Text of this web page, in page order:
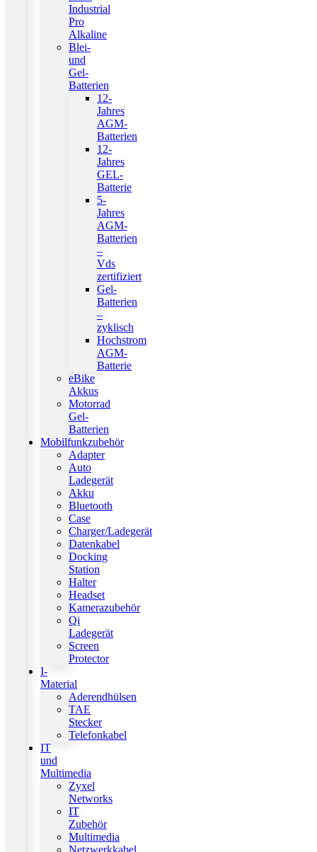
Industrial
Pro
Alkaline
Blei-
und
Gel-
Batterien
12-
Jahres
AGM-
Batterien
12-
Jahres
GEL-
Batterie
5-
Jahres
AGM-
Batterien
–
Vds
zertifiziert
Gel-
Batterien
–
zyklisch
Hochstrom
AGM-
Batterie
eBike
Akkus
Motorrad
Gel-
Batterien
Mobilfunkzubehör
Adapter
Auto
Ladegerät
Akku
Bluetooth
Case
Charger/Ladegerät
Datenkabel
Docking
Station
Halter
Headset
Kamerazubehör
Qi
Ladegerät
Screen
Protector
I-
Material
Aderendhülsen
TAE
Stecker
Telefonkabel
IT
und
Multimedia
Zyxel
Networks
IT
Zubehör
Multimedia
Netzwerkkabel